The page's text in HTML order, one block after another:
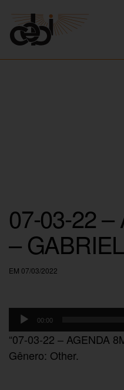
07-03-22 –
–
EM 07/03/2022
Tocador
de
áudio
00:00
“07-03-22 – AGENDA
Gênero: Other.